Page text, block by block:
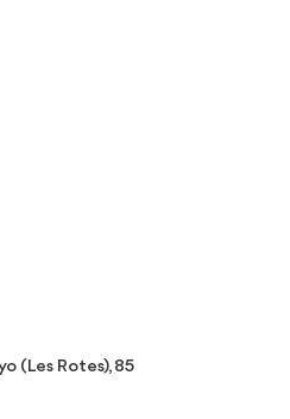
(Les Rotes), 85